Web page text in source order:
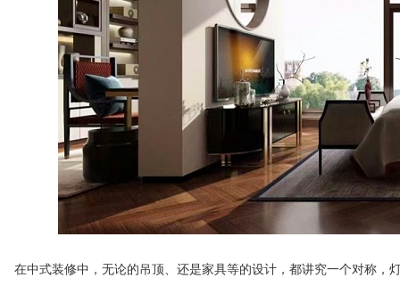
在中式装修中，无论的吊顶、还是家具等的设计，都讲究一个对称